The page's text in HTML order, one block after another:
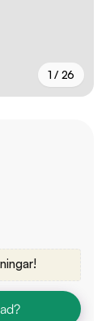
1 / 26